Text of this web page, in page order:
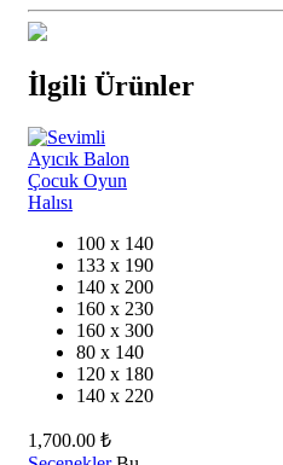
İlgili Ürünler
100 x 140
133 x 190
140 x 200
160 x 230
160 x 300
80 x 140
120 x 180
140 x 220
1,700.00 ₺